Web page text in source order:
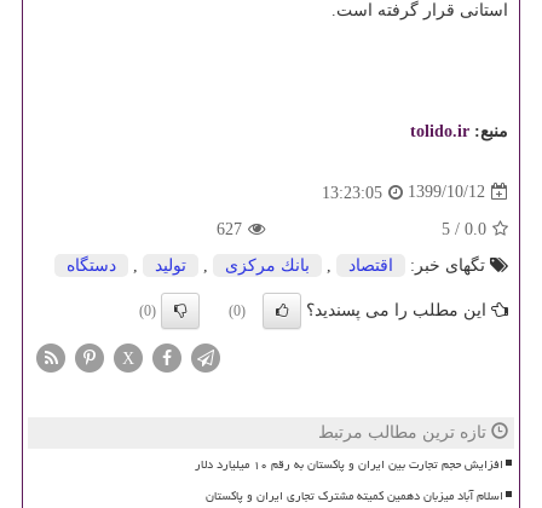
استانی قرار گرفته است.
منبع: tolido.ir
1399/10/12
13:23:05
0.0
/
5
627
تگهای خبر:
اقتصاد بانك مركزی تولید دستگاه
این مطلب را می پسندید؟ (0)
(0)
X
تازه ترین مطالب مرتبط
افزایش حجم تجارت بین ایران و پاکستان به رقم ۱۰ میلیارد دلار
اسلام آباد میزبان دهمین کمیته مشترک تجاری ایران و پاکستان